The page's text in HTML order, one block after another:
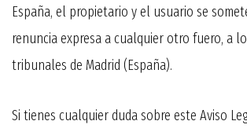
España, el propietario y el usuario se
renuncia expresa a cualquier otro fuero, a
tribunales de Madrid (España).
Si tienes cualquier duda sobre este Aviso